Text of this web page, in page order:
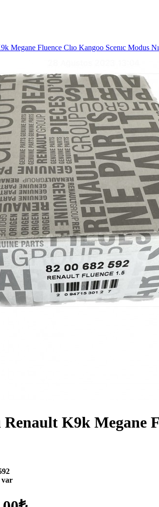
Megane Fluence Clıo Kangoo Scenıc Modus
Renault K9k Megane
var